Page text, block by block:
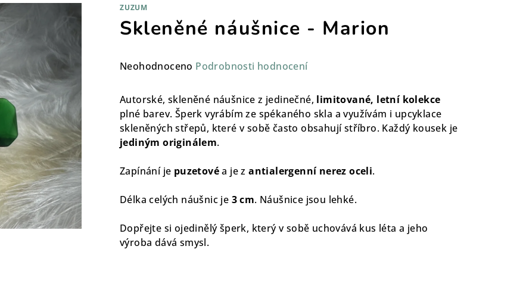
ZUZUM
Skleněné náušnice - Marion
Průměrné
produktu
je
0,0
z
5
hvězdiček.
Neohodnoceno Podrobnosti hodnocení
Autorské, skleněné náušnice z jedinečné, limitované, letní kolekce
plné barev. Šperk vyrábím ze spékaného skla a využívám i upcyklace
skleněných střepů, které v sobě často obsahují stříbro. Každý kousek je
jediným originálem.
Zapínání je puzetovéa je zantialergenní nerez oceli.
Délka celých náušnic je 3 cm. Náušnice jsou lehké.
Dopřejte si ojedinělý šperk, který v sobě uchovává kus léta a jeho
výroba dává smysl.